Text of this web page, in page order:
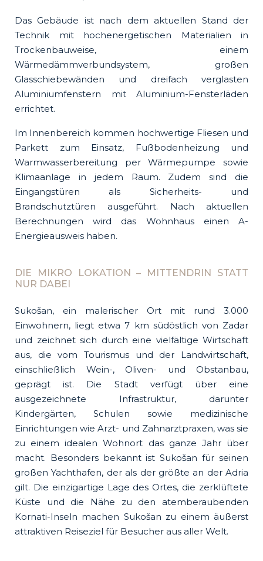
Das Gebäude ist nach dem aktuellen Stand der
Technik mit hochenergetischen Materialien in
Trockenbauweise, einem
Wärmedämmverbundsystem, großen
Glasschiebewänden und dreifach verglasten
Aluminiumfenstern mit Aluminium-Fensterläden
errichtet.
Im Innenbereich kommen hochwertige Fliesen und
Parkett zum Einsatz, Fußbodenheizung und
Warmwasserbereitung per Wärmepumpe sowie
Klimaanlage in jedem Raum. Zudem sind die
Eingangstüren als Sicherheits- und
Brandschutztüren ausgeführt. Nach aktuellen
Berechnungen wird das Wohnhaus einen A-
Energieausweis haben.
DIE MIKRO LOKATION – MITTENDRIN STATT
NUR DABEI
Sukošan, ein malerischer Ort mit rund 3.000
Einwohnern, liegt etwa 7 km südöstlich von Zadar
und zeichnet sich durch eine vielfältige Wirtschaft
aus, die vom Tourismus und der Landwirtschaft,
einschließlich Wein-, Oliven- und Obstanbau,
geprägt ist. Die Stadt verfügt über eine
ausgezeichnete Infrastruktur, darunter
Kindergärten, Schulen sowie medizinische
Einrichtungen wie Arzt- und Zahnarztpraxen, was sie
zu einem idealen Wohnort das ganze Jahr über
macht. Besonders bekannt ist Sukošan für seinen
großen Yachthafen, der als der größte an der Adria
gilt. Die einzigartige Lage des Ortes, die zerklüftete
Küste und die Nähe zu den atemberaubenden
Kornati-Inseln machen Sukošan zu einem äußerst
attraktiven Reiseziel für Besucher aus aller Welt.